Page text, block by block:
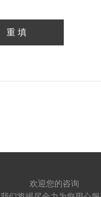
欢迎您的咨询